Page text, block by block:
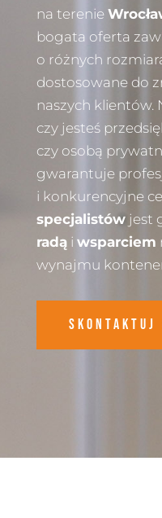
na terenie
bogata oferta
o różnych
dostosowane do
naszych klientów.
czy jesteś
czy osobą
gwarantuje
i konkurencyjne
specjalistówjest
radąi wsparciem
wynajmu
Skontaktuj